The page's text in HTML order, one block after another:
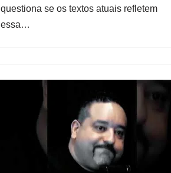
questiona se os textos atuais refletem
essa…